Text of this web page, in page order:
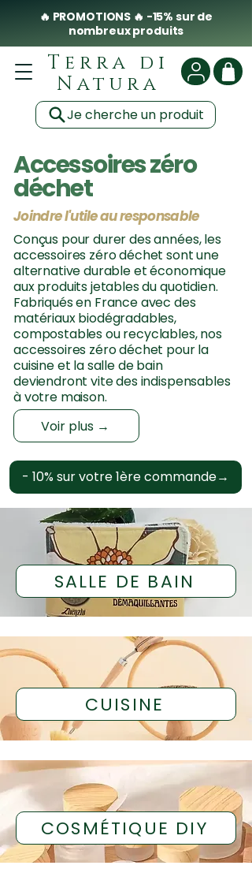
🔥 PROMOTIONS 🔥 -15% sur de
nombreux produits
Terra di
Natura
Je cherche un produit
Accessoires zéro
déchet
Joindre l'utile au responsable
Conçus pour durer des années, les
accessoires zéro déchet sont une
alternative durable et économique
aux produits jetables du quotidien.
Fabriqués en France avec des
matériaux biodégradables,
compostables ou recyclables, nos
accessoires zéro déchet pour la
cuisine et la salle de bain
deviendront vite des indispensables
à votre maison.
Voir plus →
- 10% sur votre 1ère commande→
SALLE DE BAIN
CUISINE
COSMÉTIQUE DIY